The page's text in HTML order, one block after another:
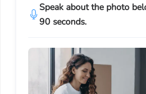
Speak about the photo
90 seconds.